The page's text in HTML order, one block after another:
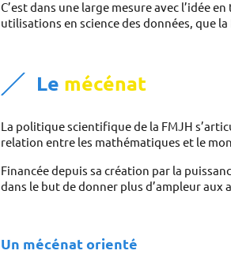
C’est dans une large mesure avec l’idée
utilisations en science des données, que
Le mécénat
La politique scientifique de la FMJH
relation entre les mathématiques et le
Financée depuis sa création par la
dans le but de donner plus d’ampleur
Un mécénat orienté